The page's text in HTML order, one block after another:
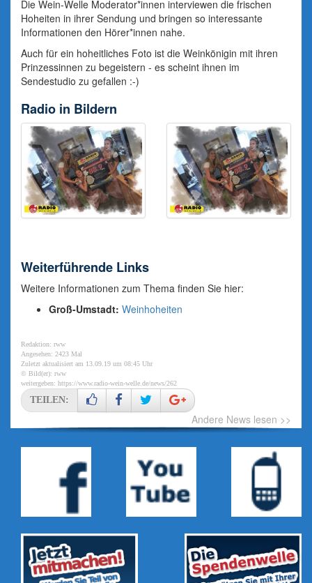
Die Wein-Welle Moderator*innen interviewen die frischen
Hoheiten in ihrer Sendung und bringen so interessante
Informationen den Hörer*innen nahe.
Auch für ein hoheitliches Foto ist die Weinkönigin mit ihren
Prinzessinnen zu begeistern - es scheint ihnen im
Sendestudio zu gefallen :-)
Radio in Bildern
Weiterführende Links
Weitere Informationen zum Thema finden Sie hier:
Groß-Umstadt: Weinhoheiten
Redaktion: rww
Angesehen: 2423 Mal
Zuletzt aktualisiert am 13.09.19 um 08:45 Uhr
© Bild(er): rww
weitergeben: https://www.radio-wein-welle.de/news/262
TEILEN:
Andere News lesen >>